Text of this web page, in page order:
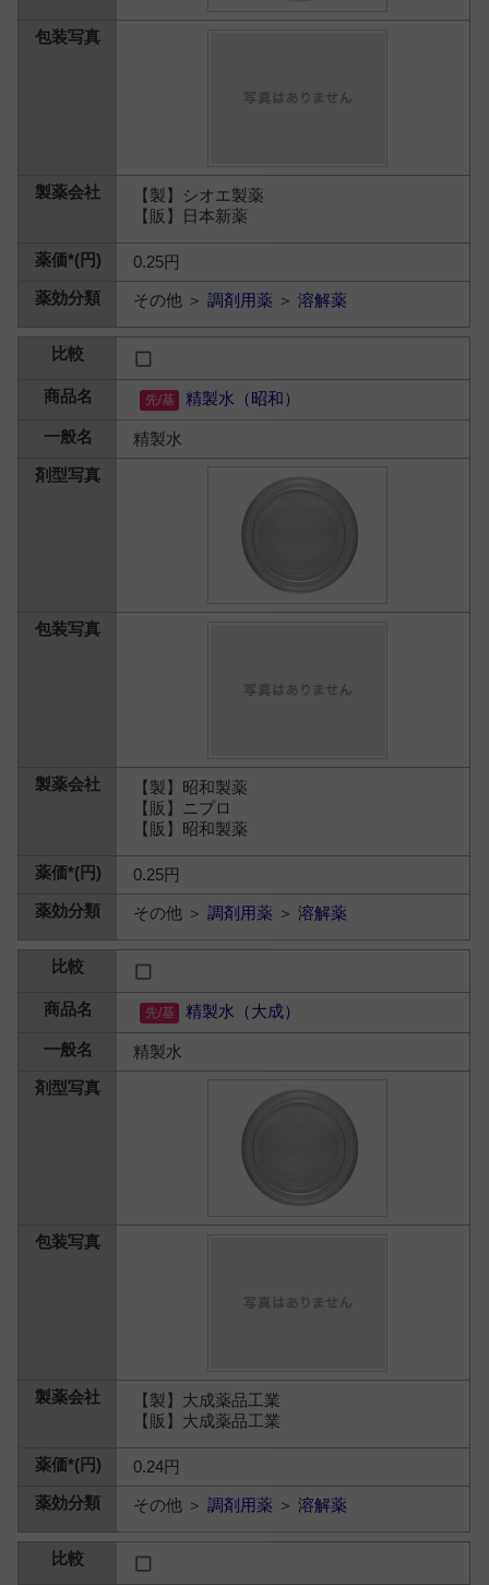
【製】シオエ製薬
【販】日本新薬
0.25円
その他 ＞調剤用薬 ＞溶解薬
精製水（昭和）
精製水
【製】昭和製薬
【販】ニプロ
【販】昭和製薬
0.25円
その他 ＞調剤用薬 ＞溶解薬
精製水（大成）
精製水
【製】大成薬品工業
【販】大成薬品工業
0.24円
その他 ＞調剤用薬 ＞溶解薬